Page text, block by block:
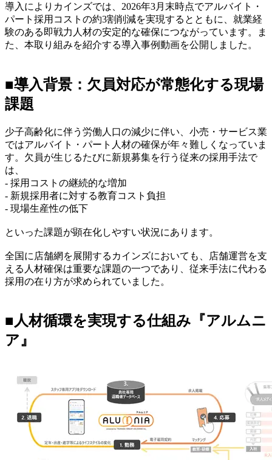
導入によりカインズでは、2026年3月末時点でアルバイト・
パート採用コストの約3割削減を実現するとともに、就業経
験のある即戦力人材の安定的な確保につながっています。ま
た、本取り組みを紹介する導入事例動画を公開しました。
■導入背景：欠員対応が常態化する現場
課題
少子高齢化に伴う労働人口の減少に伴い、小売・サービス業
ではアルバイト・パート人材の確保が年々難しくなっていま
す。欠員が生じるたびに新規募集を行う従来の採用手法で
は、
- 採用コストの継続的な増加
- 新規採用者に対する教育コスト負担
- 現場生産性の低下
といった課題が顕在化しやすい状況にあります。
全国に店舗網を展開するカインズにおいても、店舗運営を支
える人材確保は重要な課題の一つであり、従来手法に代わる
採用の在り方が求められていました。
■人材循環を実現する仕組み『アルムニ
ア』